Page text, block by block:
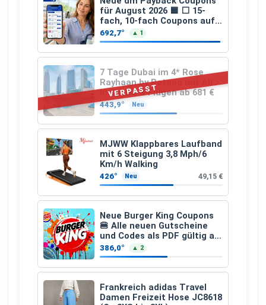
für August 2026 🟦 ⬜ 15-
fach, 10-fach Coupons auf
den gesamten Einkauf ab 2
€
692,7° ▲ 1
VERPASST
7 Tage Dubai im 4* Rose
Rayhaan by Rotana mit All
Inclusive & Flügen ab 681 €
443,9° Neu
MJWW Klappbares Laufband
mit 6 Steigung 3,8 Mph/6
Km/h Walking
426° Neu 49,15 €
Neue Burger King Coupons
🍔 Alle neuen Gutscheine
und Codes als PDF gültig ab
25.07.2026 bis 04.09.2026
386,0° ▲ 2
Frankreich adidas Travel
Damen Freizeit Hose JC8618